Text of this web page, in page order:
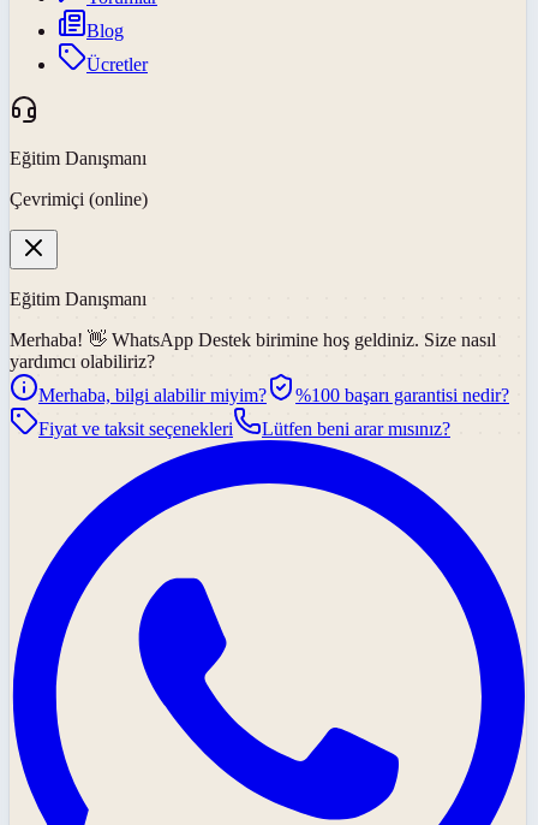
Blog
Ücretler
Eğitim Danışmanı
Çevrimiçi (online)
Eğitim Danışmanı
Merhaba! 👋 WhatsApp Destek birimine hoş geldiniz. Size nasıl
yardımcı olabiliriz?
Merhaba, bilgi alabilir miyim?
%100 başarı garantisi nedir?
Fiyat ve taksit seçenekleri
Lütfen beni arar mısınız?